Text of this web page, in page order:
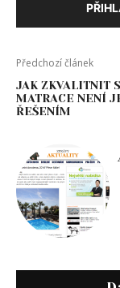
Předchozí článek
JAK ZKVALITNIT
MATRACE NENÍ
ŘEŠENÍM